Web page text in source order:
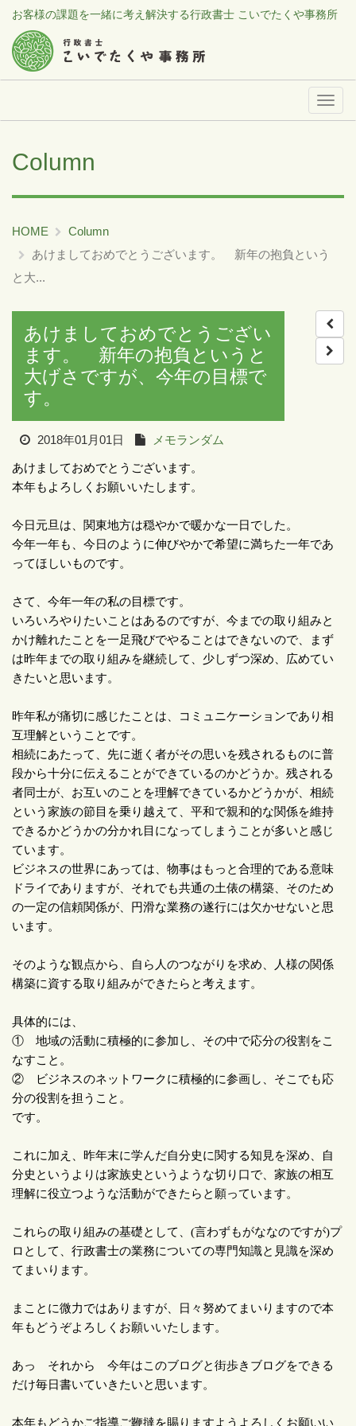
お客様の課題を一緒に考え解決する行政書士 こいでたくや事務所
メ
Column
HOME
Column
あけましておめでとうございます。 新年の抱負という
と大...
あけましておめでとうござい
ます。 新年の抱負というと
大げさですが、今年の目標で
す。
2018年01月01日 メモランダム
あけましておめでとうございます。
本年もよろしくお願いいたします。
今日元旦は、関東地方は穏やかで暖かな一日でした。
今年一年も、今日のように伸びやかで希望に満ちた一年であ
ってほしいものです。
さて、今年一年の私の目標です。
いろいろやりたいことはあるのですが、今までの取り組みと
かけ離れたことを一足飛びでやることはできないので、まず
は昨年までの取り組みを継続して、少しずつ深め、広めてい
きたいと思います。
昨年私が痛切に感じたことは、コミュニケーションであり相
互理解ということです。
相続にあたって、先に逝く者がその思いを残されるものに普
段から十分に伝えることができているのかどうか。残される
者同士が、お互いのことを理解できているかどうかが、相続
という家族の節目を乗り越えて、平和で親和的な関係を維持
できるかどうかの分かれ目になってしまうことが多いと感じ
ています。
ビジネスの世界にあっては、物事はもっと合理的である意味
ドライでありますが、それでも共通の土俵の構築、そのため
の一定の信頼関係が、円滑な業務の遂行には欠かせないと思
います。
そのような観点から、自ら人のつながりを求め、人様の関係
構築に資する取り組みができたらと考えます。
具体的には、
① 地域の活動に積極的に参加し、その中で応分の役割をこ
なすこと。
② ビジネスのネットワークに積極的に参画し、そこでも応
分の役割を担うこと。
です。
これに加え、昨年末に学んだ自分史に関する知見を深め、自
分史というよりは家族史というような切り口で、家族の相互
理解に役立つような活動ができたらと願っています。
これらの取り組みの基礎として、 (言わずもがななのですが)プ
ロとして、行政書士の業務についての専門知識と見識を深め
てまいります。
まことに微力ではありますが、日々努めてまいりますので本
年もどうぞよろしくお願いいたします。
あっ それから 今年はこのブログと街歩きブログをできる
だけ毎日書いていきたいと思います。
本年もどうかご指導ご鞭撻を賜りますようよろしくお願いい